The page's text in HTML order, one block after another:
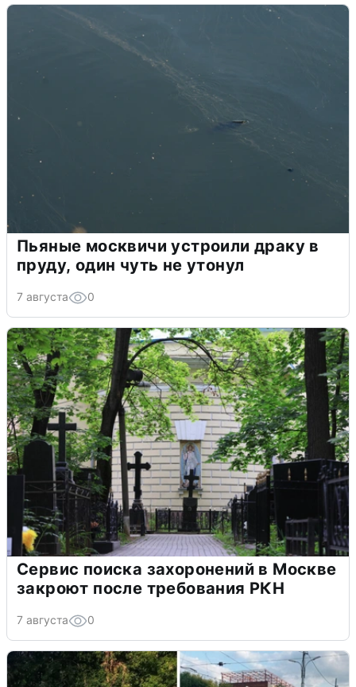
Пьяные москвичи устроили драку в
пруду, один чуть не утонул
7 августа 0
Сервис поиска захоронений в Москве
закроют после требования РКН
7 августа 0